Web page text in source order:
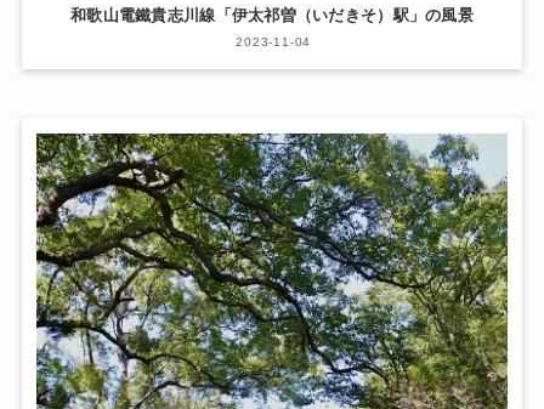
和歌山電鐵貴志川線「伊太祁曽（いだきそ）駅」の風景
2023-11-04